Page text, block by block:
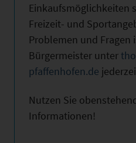
Einkaufsmöglichkeiten
Freizeit- und
Problemen und Fragen
Bürgermeister unter
pfaffenhofen.de
Nutzen Sie
Informationen!